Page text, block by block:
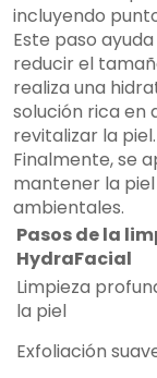
incluyendo
Este paso
reducir el
realiza una
solución rica en
revitalizar la piel.
Finalmente, se
mantener la
ambientales.
Pasos de la
HydraFacial
Limpieza
la piel
Exfoliación